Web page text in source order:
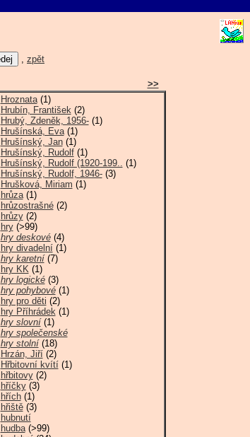
, zpět
>>
Hroznata(1)
Hrubín, František(2)
Hrubý, Zdeněk, 1956-(1)
Hrušínská, Eva(1)
Hrušínský, Jan(1)
Hrušínský, Rudolf(1)
Hrušínský, Rudolf (1920-199.. (1)
Hrušínský, Rudolf, 1946-(3)
Hrušková, Miriam (1)
hrůza(1)
hrůzostrašné(2)
hrůzy(2)
hry(>99)
hry deskové(4)
hry divadelní(1)
hry karetní(7)
hry KK(1)
hry logické(3)
hry pohybové(1)
hry pro děti (2)
hry Příhrádek(1)
hry slovní(1)
hry společenské
hry stolní(18)
Hrzán, Jiří(2)
Hřbitovní kvítí(1)
hřbitovy(2)
hříčky(3)
hřích(1)
hřiště(3)
hubnutí
hudba(>99)